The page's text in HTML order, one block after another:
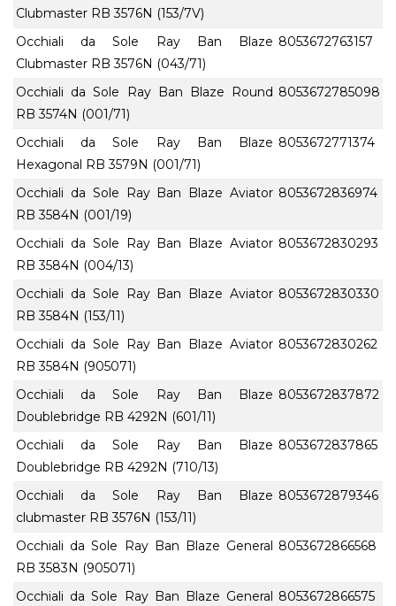
Clubmaster RB 3576N (153/7V)
Occhiali da Sole Ray Ban Blaze
Clubmaster RB 3576N (043/71)
8053672763157
Occhiali da Sole Ray Ban Blaze Round
RB 3574N (001/71)
8053672785098
Occhiali da Sole Ray Ban Blaze
Hexagonal RB 3579N (001/71)
8053672771374
Occhiali da Sole Ray Ban Blaze Aviator
RB 3584N (001/19)
8053672836974
Occhiali da Sole Ray Ban Blaze Aviator
RB 3584N (004/13)
8053672830293
Occhiali da Sole Ray Ban Blaze Aviator
RB 3584N (153/11)
8053672830330
Occhiali da Sole Ray Ban Blaze Aviator
RB 3584N (905071)
8053672830262
Occhiali da Sole Ray Ban Blaze
Doublebridge RB 4292N (601/11)
8053672837872
Occhiali da Sole Ray Ban Blaze
Doublebridge RB 4292N (710/13)
8053672837865
Occhiali da Sole Ray Ban Blaze
clubmaster RB 3576N (153/11)
8053672879346
Occhiali da Sole Ray Ban Blaze General
RB 3583N (905071)
8053672866568
Occhiali da Sole Ray Ban Blaze General 8053672866575